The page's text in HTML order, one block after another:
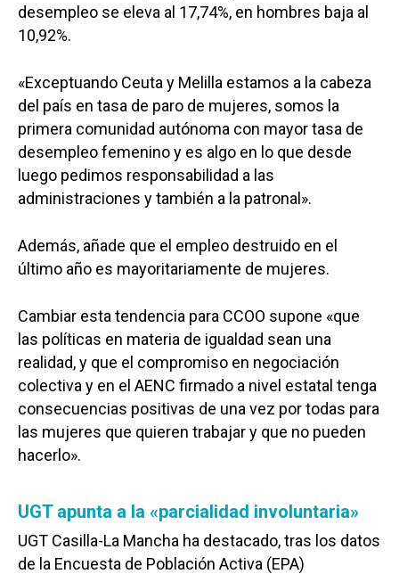
desempleo se eleva al 17,74%, en hombres baja al
10,92%.
«Exceptuando Ceuta y Melilla estamos a la cabeza
del país en tasa de paro de mujeres, somos la
primera comunidad autónoma con mayor tasa de
desempleo femenino y es algo en lo que desde
luego pedimos responsabilidad a las
administraciones y también a la patronal».
Además, añade que el empleo destruido en el
último año es mayoritariamente de mujeres.
Cambiar esta tendencia para CCOO supone «que
las políticas en materia de igualdad sean una
realidad, y que el compromiso en negociación
colectiva y en el AENC firmado a nivel estatal tenga
consecuencias positivas de una vez por todas para
las mujeres que quieren trabajar y que no pueden
hacerlo».
UGT apunta a la «parcialidad involuntaria»
UGT Casilla-La Mancha ha destacado, tras los datos
de la Encuesta de Población Activa (EPA)